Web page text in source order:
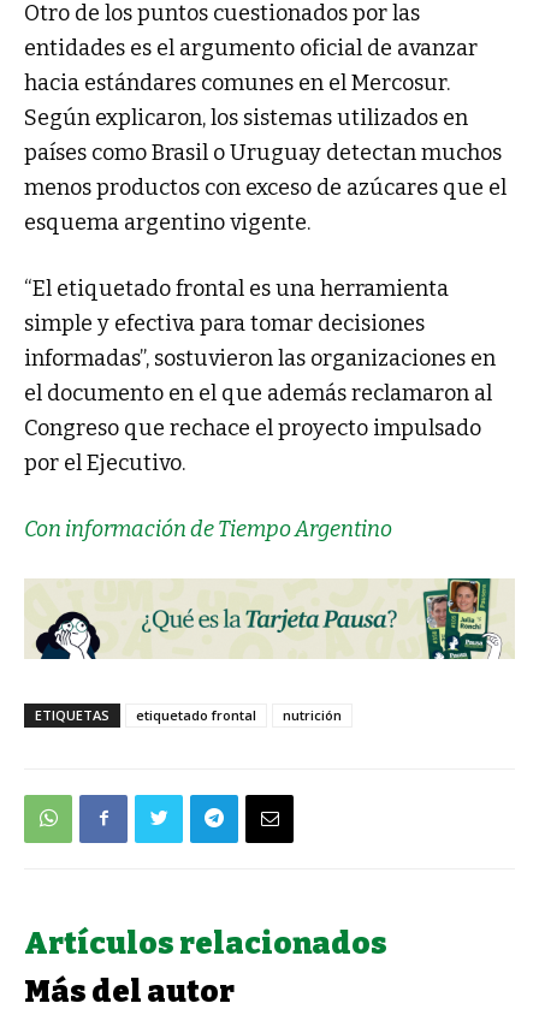
Otro de los puntos cuestionados por las
entidades es el argumento oficial de avanzar
hacia estándares comunes en el Mercosur.
Según explicaron, los sistemas utilizados en
países como Brasil o Uruguay detectan muchos
menos productos con exceso de azúcares que el
esquema argentino vigente.
“El etiquetado frontal es una herramienta
simple y efectiva para tomar decisiones
informadas”, sostuvieron las organizaciones en
el documento en el que además reclamaron al
Congreso que rechace el proyecto impulsado
por el Ejecutivo.
Con información de Tiempo Argentino
ETIQUETAS etiquetado frontal nutrición
Artículos relacionados
Más del autor